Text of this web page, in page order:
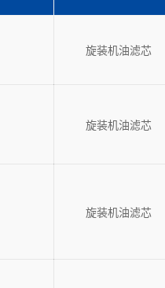
旋装机油滤芯
旋装机油滤芯
旋装机油滤芯